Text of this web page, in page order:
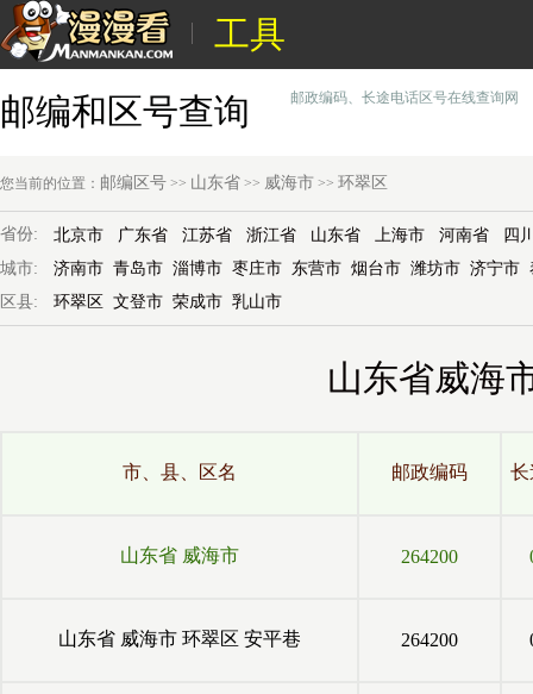
工具
邮编和区号查询
邮政编码、长途电话区号在线查询网
您当前的位置： 邮编区号 >> 山东省 >> 威海市 >> 环翠区
省份: 北京市 广东省 江苏省 浙江省 山东省 上海市 河南省
四
城市:
济南市 青岛市 淄博市 枣庄市 东营市 烟台市 潍坊市 济宁市
区县:
环翠区 文登市 荣成市 乳山市
山东省威海
市、县、区名 邮政编码 长
山东省 威海市 264200
山东省 威海市 环翠区 安平巷 264200